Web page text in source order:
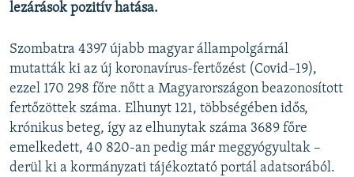
lezárások pozitív hatása.
Szombatra 4397 újabb magyar állampolgárnál
mutatták ki az új koronavírus-fertőzést (Covid–19),
ezzel 170 298 főre nőtt a Magyarországon beazonosított
fertőzöttek száma. Elhunyt 121, többségében idős,
krónikus beteg, így az elhunytak száma 3689 főre
emelkedett, 40 820-an pedig már meggyógyultak –
derül ki a kormányzati tájékoztató portál adatsorából.